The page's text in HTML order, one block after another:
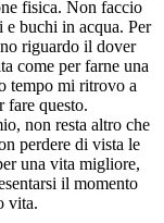
fisica. Non faccio
buchi in acqua. Per
riguardo il dover
come per farne una
tempo mi ritrovo a
fare questo.
non resta altro che
perdere di vista le
una vita migliore,
il momento
vita.